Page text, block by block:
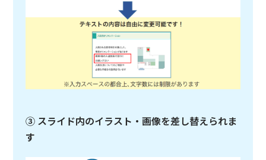
③ スライド内のイラスト・画像を差し替えられま
す